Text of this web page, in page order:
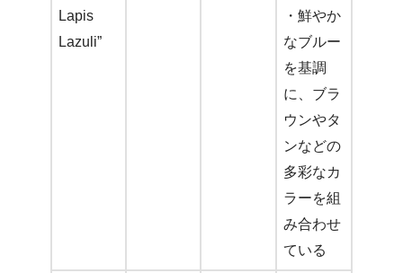
Lapis
Lazuli”
・鮮やか
なブルー
を基調
に、ブラ
ウンやタ
ンなどの
多彩なカ
ラーを組
み合わせ
ている